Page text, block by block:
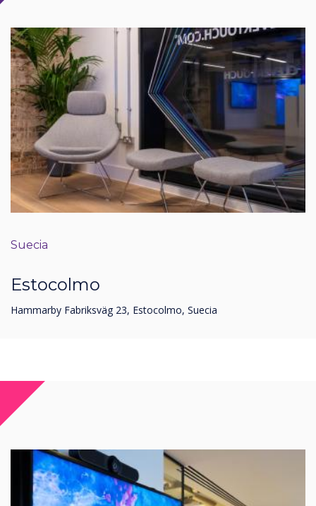
Suecia
Estocolmo
Hammarby Fabriksväg 23, Estocolmo, Suecia